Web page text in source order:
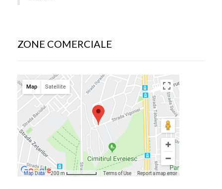
ZONE COMERCIALE